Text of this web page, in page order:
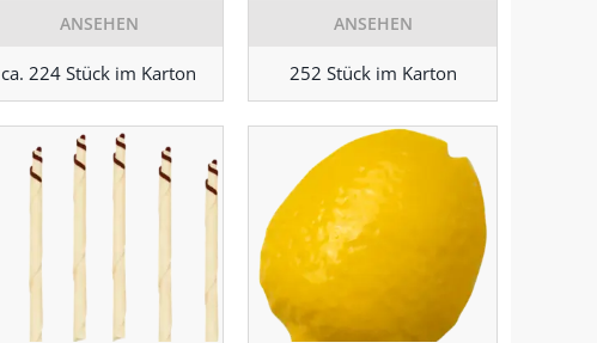
ANSEHEN
ca. 224 Stück im Karton
ANSEHEN
252 Stück im Karton